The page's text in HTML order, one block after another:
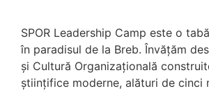
SPOR Leadership Camp este o
în paradisul de la Breb. Învățăm
și Cultură Organizațională
științifice moderne, alături de cinci